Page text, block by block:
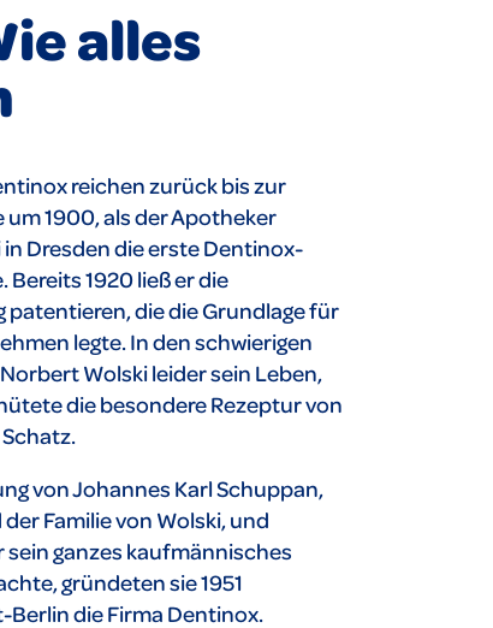
alles
reichen zurück bis zur
1900, als der Apotheker
Dresden die erste Dentinox-
1920 ließ er die
die die Grundlage für
legte. In den schwierigen
Wolski leider sein Leben,
die besondere Rezeptur von
von Johannes Karl Schuppan,
Familie von Wolski, und
sein ganzes kaufmännisches
gründeten sie 1951
Berlin die Firma Dentinox.